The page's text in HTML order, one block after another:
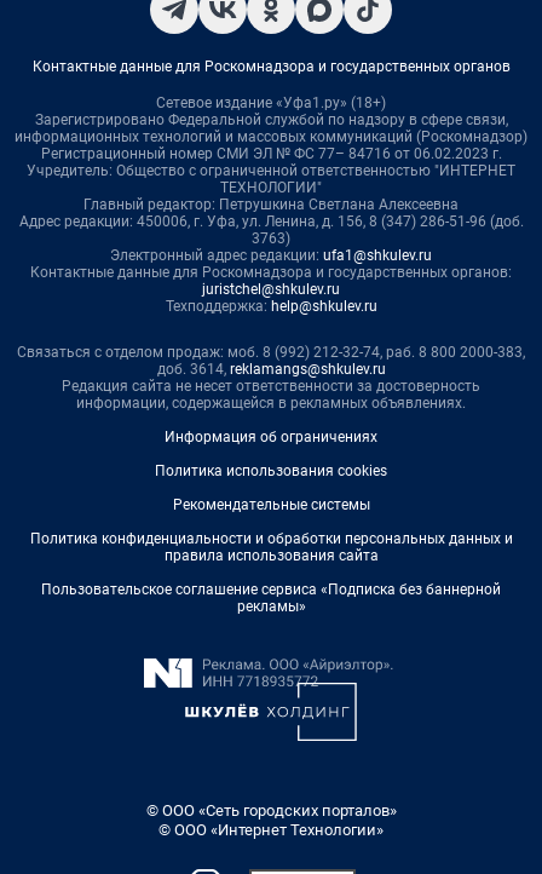
Контактные данные для Роскомнадзора и государственных органов
Сетевое издание «Уфа1.ру» (18+)
Зарегистрировано Федеральной службой по надзору в сфере связи,
информационных технологий и массовых коммуникаций (Роскомнадзор)
Регистрационный номер СМИ ЭЛ № ФС 77– 84716 от 06.02.2023 г.
Учредитель: Общество с ограниченной ответственностью "ИНТЕРНЕТ
ТЕХНОЛОГИИ"
Главный редактор: Петрушкина Светлана Алексеевна
Адрес редакции: 450006, г. Уфа, ул. Ленина, д. 156, 8 (347) 286-51-96 (доб.
3763)
Электронный адрес редакции: ufa1@shkulev.ru
Контактные данные для Роскомнадзора и государственных органов:
juristchel@shkulev.ru
Техподдержка: help@shkulev.ru
Связаться с отделом продаж: моб. 8 (992) 212-32-74, раб. 8 800 2000-383,
доб. 3614, reklamangs@shkulev.ru
Редакция сайта не несет ответственности за достоверность
информации, содержащейся в рекламных объявлениях.
Информация об ограничениях
Политика использования cookies
Рекомендательные системы
Политика конфиденциальности и обработки персональных данных и
правила использования сайта
Пользовательское соглашение сервиса «Подписка без баннерной
рекламы»
© ООО «Сеть городских порталов»
© ООО «Интернет Технологии»